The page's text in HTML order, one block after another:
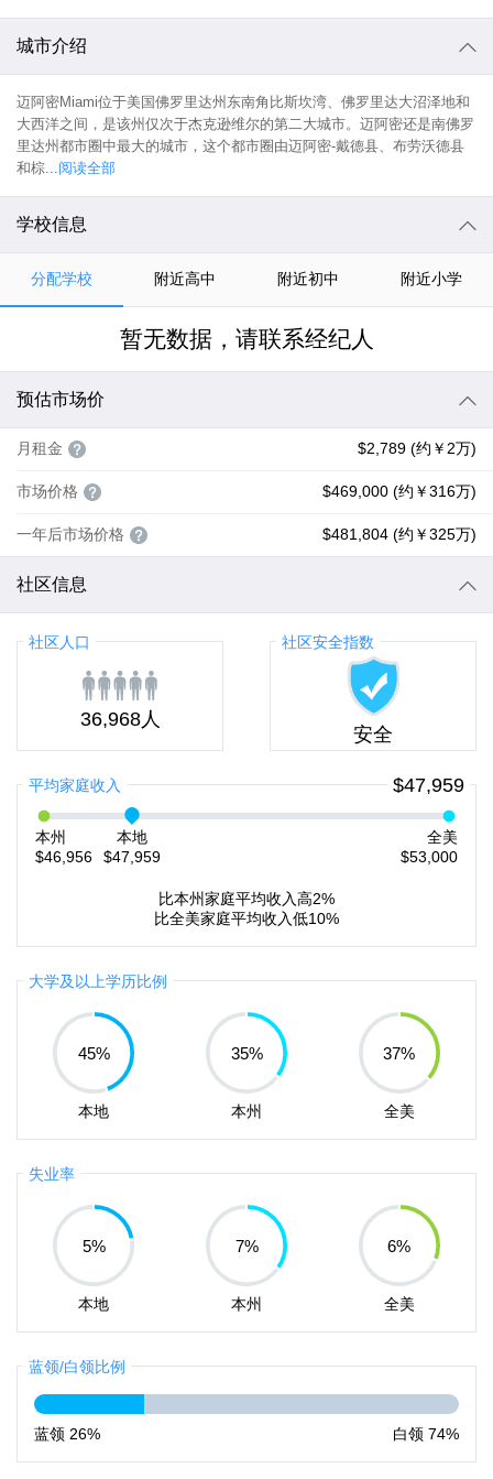
城市介绍
迈阿密Miami位于美国佛罗里达州东南角比斯坎湾、佛罗里达大沼泽地和
大西洋之间，是该州仅次于杰克逊维尔的第二大城市。迈阿密还是南佛罗
里达州都市圈中最大的城市，这个都市圈由迈阿密-戴德县、布劳沃德县
和棕...阅读全部
学校信息
分配学校 附近高中 附近初中 附近小学
暂无数据，请联系经纪人
预估市场价
月租金 $2,789 (约￥2万)
市场价格 $469,000 (约￥316万)
一年后市场价格 $481,804 (约￥325万)
社区信息
社区人口
36,968人
社区安全指数
安全
平均家庭收入 $47,959
本州
$46,956
本地
$47,959
全美
$53,000
比本州家庭平均收入高2%
比全美家庭平均收入低10%
大学及以上学历比例
45%
本地
35%
本州
37%
全美
失业率
5%
本地
7%
本州
6%
全美
蓝领/白领比例
蓝领 26% 白领 74%